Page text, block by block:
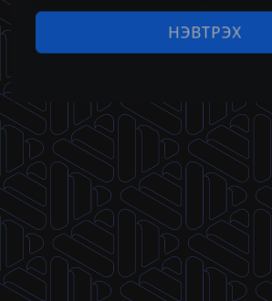
НЭВТРЭХ
НЭВТРЭХ